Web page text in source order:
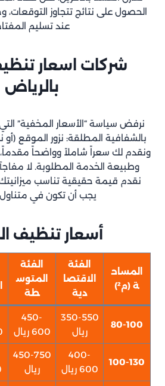
الحصول على نتائج تتجاوز التوقعات،
عند تسليم
شركات اسعار
بالرياض
نرفض سياسة “الأسعار المخفية”
بالشفافية المطلقة: نزور الموقع (أو
ونقدم لك سعراً شاملاً وواضحاً
وطبيعة الخدمة المطلوبة. لا
نقدم قيمة حقيقية تناسب
يجب أن تكون في
أسعار تنظيف
المساح
ة (م²)
الفئة
الاقتصا
دية
الفئة
المتوس
طة
80-100
350-550
ريال
450-
600 ريال
100-130
400-
600 ريال
450-750
ريال